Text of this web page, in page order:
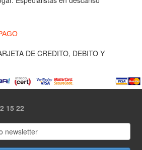
DE CREDITO, DEBITO Y
15 22